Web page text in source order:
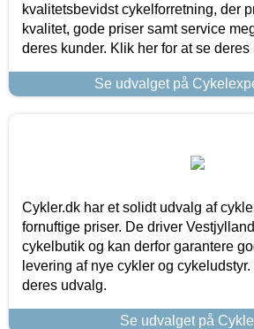
kvalitetsbevidst cykelforretning, der
kvalitet, gode priser samt service
deres kunder. Klik her for at se deres
Se udvalget på
Cykler.dk har et solidt udvalg af
fornuftige priser. De driver
cykelbutik og kan derfor garantere
levering af nye cykler og
deres udvalg.
Se udvalget på